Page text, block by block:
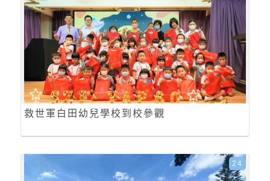
救世軍白田幼兒學校到校參觀
24